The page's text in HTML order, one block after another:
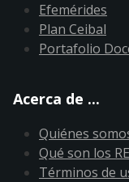
Efemérides
Plan Ceibal
Portafolio
Acerca de ...
Quiénes
Qué son los
Términos de